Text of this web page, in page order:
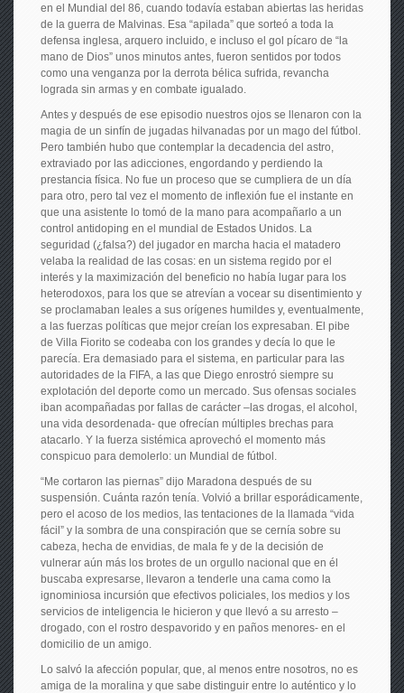
en el Mundial del 86, cuando todavía estaban abiertas las heridas
de la guerra de Malvinas. Esa “apilada” que sorteó a toda la
defensa inglesa, arquero incluido, e incluso el gol pícaro de “la
mano de Dios” unos minutos antes, fueron sentidos por todos
como una venganza por la derrota bélica sufrida, revancha
lograda sin armas y en combate igualado.
Antes y después de ese episodio nuestros ojos se llenaron con la
magia de un sinfín de jugadas hilvanadas por un mago del fútbol.
Pero también hubo que contemplar la decadencia del astro,
extraviado por las adicciones, engordando y perdiendo la
prestancia física. No fue un proceso que se cumpliera de un día
para otro, pero tal vez el momento de inflexión fue el instante en
que una asistente lo tomó de la mano para acompañarlo a un
control antidoping en el mundial de Estados Unidos. La
seguridad (¿falsa?) del jugador en marcha hacia el matadero
velaba la realidad de las cosas: en un sistema regido por el
interés y la maximización del beneficio no había lugar para los
heterodoxos, para los que se atrevían a vocear su disentimiento y
se proclamaban leales a sus orígenes humildes y, eventualmente,
a las fuerzas políticas que mejor creían los expresaban. El pibe
de Villa Fiorito se codeaba con los grandes y decía lo que le
parecía. Era demasiado para el sistema, en particular para las
autoridades de la FIFA, a las que Diego enrostró siempre su
explotación del deporte como un mercado. Sus ofensas sociales
iban acompañadas por fallas de carácter –las drogas, el alcohol,
una vida desordenada- que ofrecían múltiples brechas para
atacarlo. Y la fuerza sistémica aprovechó el momento más
conspicuo para demolerlo: un Mundial de fútbol.
“Me cortaron las piernas” dijo Maradona después de su
suspensión. Cuánta razón tenía. Volvió a brillar esporádicamente,
pero el acoso de los medios, las tentaciones de la llamada “vida
fácil” y la sombra de una conspiración que se cernía sobre su
cabeza, hecha de envidias, de mala fe y de la decisión de
vulnerar aún más los brotes de un orgullo nacional que en él
buscaba expresarse, llevaron a tenderle una cama como la
ignominiosa incursión que efectivos policiales, los medios y los
servicios de inteligencia le hicieron y que llevó a su arresto –
drogado, con el rostro despavorido y en paños menores- en el
domicilio de un amigo.
Lo salvó la afección popular, que, al menos entre nosotros, no es
amiga de la moralina y que sabe distinguir entre lo auténtico y lo